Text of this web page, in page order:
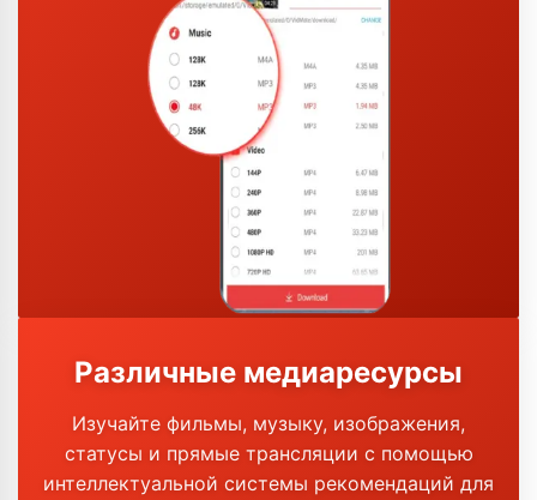
Различные медиаресурсы
Изучайте фильмы, музыку, изображения,
статусы и прямые трансляции с помощью
интеллектуальной системы рекомендаций для